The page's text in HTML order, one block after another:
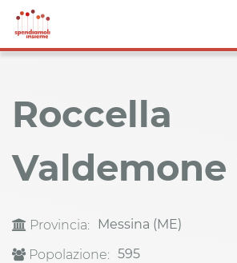
Roccella
Valdemone
Provincia:
Messina (ME)
Popolazione: 595